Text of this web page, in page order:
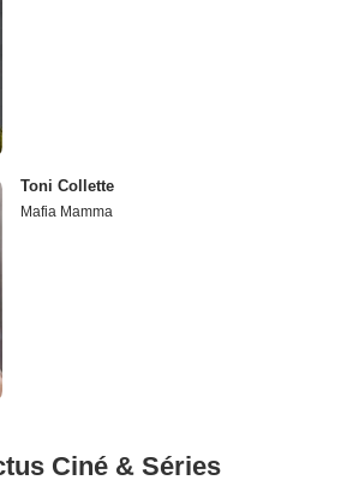
Toni Collette
Mafia Mamma
Ciné & Séries